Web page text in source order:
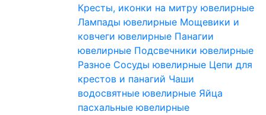
Кресты, иконки на митру ювелирные
Лампады ювелирные Мощевики и
ковчеги ювелирные Панагии
ювелирные Подсвечники ювелирные
Разное Сосуды ювелирные Цепи для
крестов и панагий Чаши
водосвятные ювелирные Яйца
пасхальные ювелирные